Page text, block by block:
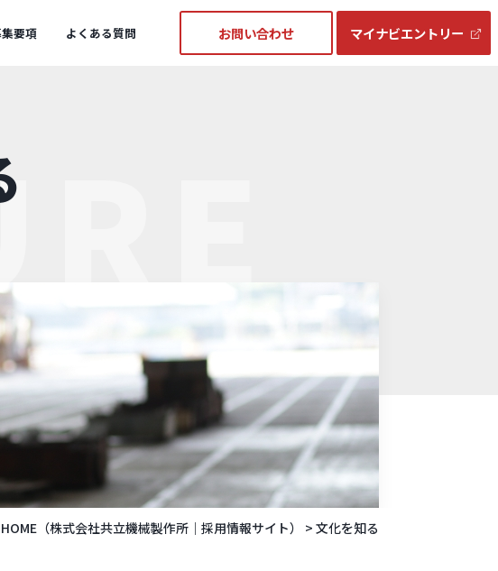
要項 よくある質問 お問い合わせ マイナビエントリー
HOME （株式会社共立機械製作所｜採用情報サイト） > 文化を知る